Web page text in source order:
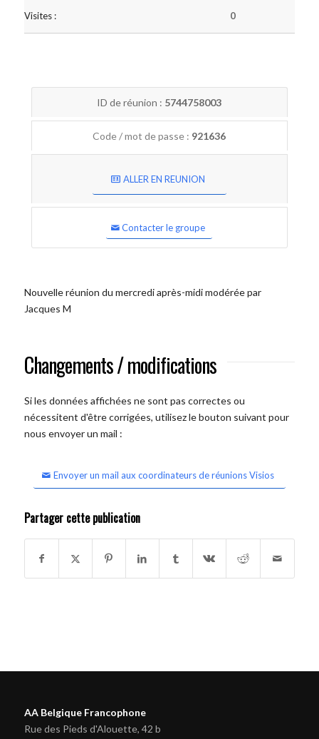
Visites : 0
ID de réunion : 5744758003
Code / mot de passe : 921636
ALLER EN REUNION
Contacter le groupe
Nouvelle réunion du mercredi après-midi modérée par
Jacques M
Changements / modifications
Si les données affichées ne sont pas correctes ou
nécessitent d'être corrigées, utilisez le bouton suivant pour
nous envoyer un mail :
Envoyer un mail aux coordinateurs de réunions Visios
Partager cette publication
AA Belgique Francophone
Rue des Pieds d'Alouette, 42 b